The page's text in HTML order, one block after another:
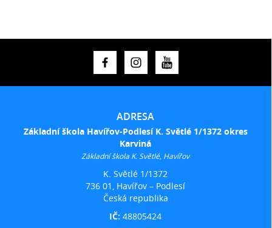
ADRESA
Základní škola Havířov-Podlesí K. Světlé 1/1372 okres
Karviná
Základní škola K. Světlé, Havířov
K. Světlé 1/1372
736 01, Havířov – Podlesí
Česká republika
IČ:48805424